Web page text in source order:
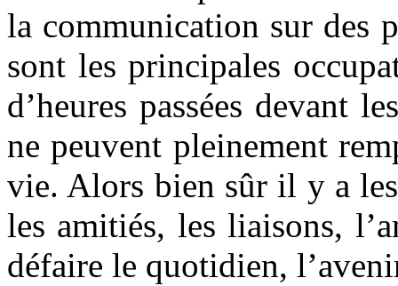
la communication sur des
sont les principales
d’heures passées devant
ne peuvent pleinement
vie. Alors bien sûr il y a
les amitiés, les liaisons,
défaire le quotidien,